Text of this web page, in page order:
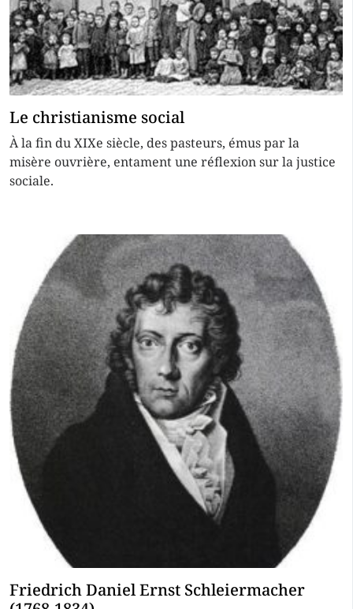
Le christianisme social
À la fin du XIXe siècle, des pasteurs, émus par la
misère ouvrière, entament une réflexion sur la justice
sociale.
Friedrich Daniel Ernst Schleiermacher